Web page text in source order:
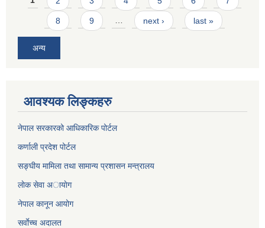
8 9 … next › last »
अन्य
आवश्यक लिङ्कहरु
नेपाल सरकारको आधिकारिक पोर्टल
कर्णाली प्रदेश पोर्टल
सङ्घीय मामिला तथा सामान्य प्रशासन मन्त्रालय
लाेक सेवा अायाेग
नेपाल कानून आयोग
सर्वाेच्च अदालत